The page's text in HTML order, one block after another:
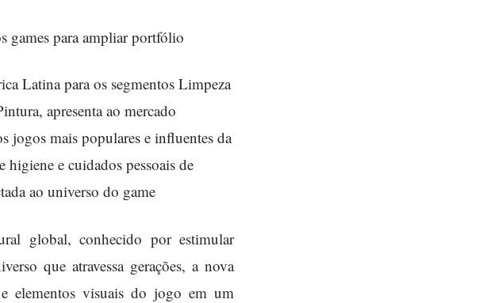
games para ampliar portfólio
Latina para os segmentos Limpeza
apresenta ao mercado
jogos mais populares e influentes da
e cuidados pessoais de
ao universo do game
global, conhecido por estimular
que atravessa gerações, a nova
elementos visuais do jogo em um